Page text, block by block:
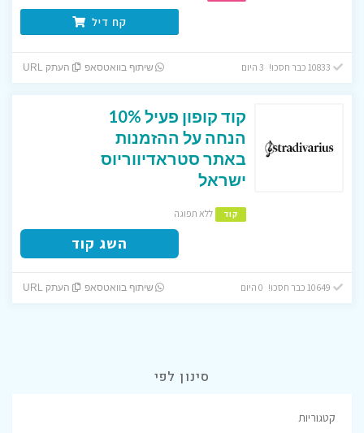
קח דיל
שיתוף בוואטסאפ העתק URL
קוד קופון פעיל 10%
הנחה על ההזמנות
באתר סטראדיווריוס
ישראל
קוד ללא תפוגה
השג קוד
שיתוף בוואטסאפ העתק URL
סינון לפי
קטגוריות